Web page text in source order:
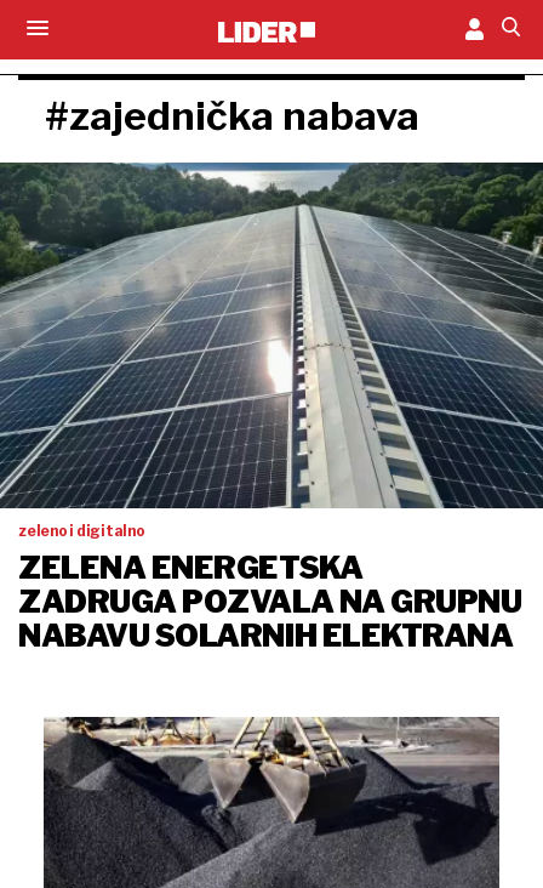
#zajednička nabava
zeleno i digitalno
ZELENA ENERGETSKA
ZADRUGA POZVALA NA GRUPNU
NABAVU SOLARNIH ELEKTRANA